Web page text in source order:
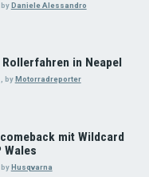
byDaniele Alessandro
in Neapel
, by Motorradreporter
mit Wildcard
Wales
byHusqvarna